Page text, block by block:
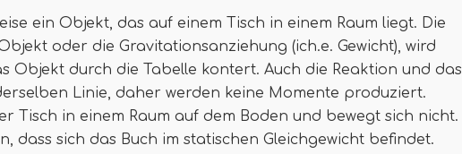
ein Objekt, das auf einem Tisch in einem Raum liegt. Die
oder die Gravitationsanziehung (ich.e. Gewicht), wird
Objekt durch die Tabelle kontert. Auch die Reaktion und das
Linie, daher werden keine Momente produziert.
Tisch in einem Raum auf dem Boden und bewegt sich nicht.
dass sich das Buch im statischen Gleichgewicht befindet.